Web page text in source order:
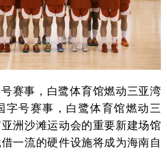
赛事，白鹭体育馆燃动三亚湾
字号赛事，白鹭体育馆燃动三
洲沙滩运动会的重要新建场馆
一流的硬件设施将成为海南自